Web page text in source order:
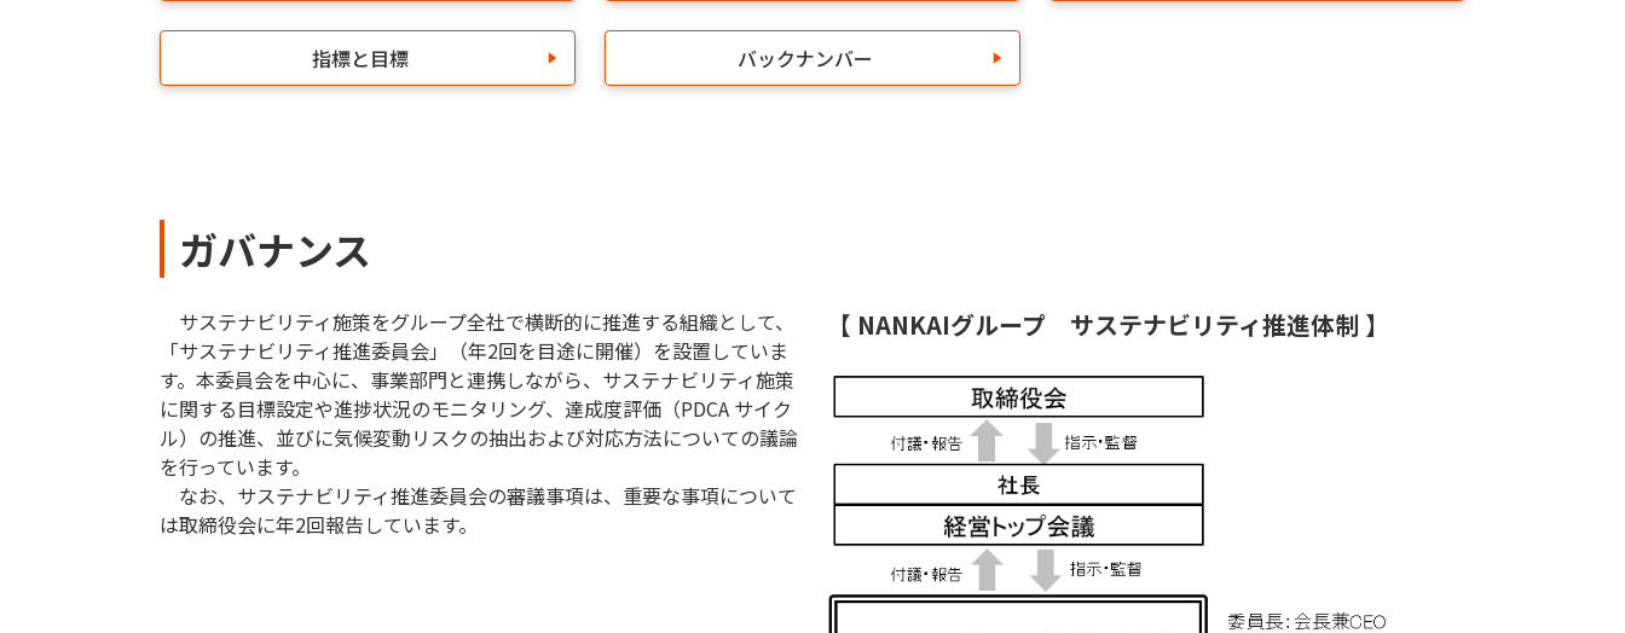
指標と目標 バックナンバー
ガバナンス
サステナビリティ施策をグループ全社で横断的に推進する組織として、
「サステナビリティ推進委員会」（年2回を目途に開催）を設置していま
す。本委員会を中心に、事業部門と連携しながら、サステナビリティ施策
に関する目標設定や進捗状況のモニタリング、達成度評価（PDCA サイク
ル）の推進、並びに気候変動リスクの抽出および対応方法についての議論
を行っています。
なお、サステナビリティ推進委員会の審議事項は、重要な事項について
は取締役会に年2回報告しています。
【 NANKAIグループ サステナビリティ推進体制 】